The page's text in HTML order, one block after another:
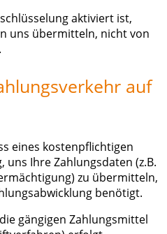
aktiviert ist,
uns übermitteln, nicht von
auf
eines kostenpflichtigen
Ihre Zahlungsdaten (z.B.
zu übermitteln,
benötigt.
gängigen Zahlungsmittel